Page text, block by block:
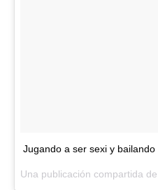
Jugando a ser sexi y
Una publicación compartida de